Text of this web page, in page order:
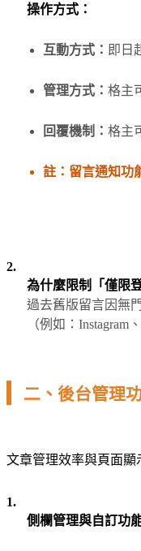
操作方式：
互動方式： 即日
管理方式： 格主
回覆機制： 格主
註：留言通知功
2.
為什麼限制「僅限
過去舊版留言因無
（例如：
二、後台管理
文章管理效率與頁面顯
1.
側欄管理與自訂功